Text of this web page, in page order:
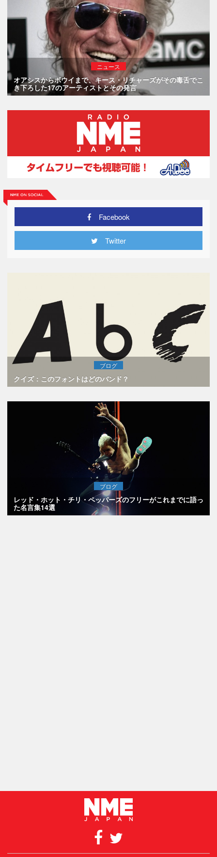
ニュース
オアシスからボウイまで、キース・リチャーズがその毒舌でこ
き下ろした17のアーティストとその発言
Facebook
Twitter
ブログ
クイズ：このフォントはどのバンド？
ブログ
レッド・ホット・チリ・ペッパーズのフリーがこれまでに語っ
た名言集14選